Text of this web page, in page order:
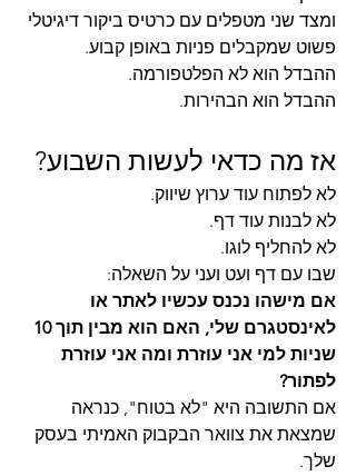
ומצד שני מטפלים עם כרטיס ביקור דיגיטלי
פשוט שמקבלים פניות באופן קבוע.
ההבדל הוא לא הפלטפורמה.
ההבדל הוא הבהירות.
אז מה כדאי לעשות השבוע?
לא לפתוח עוד ערוץ שיווק.
לא לבנות עוד דף.
לא להחליף לוגו.
שבו עם דף ועט ועני על השאלה:
אם מישהו נכנס עכשיו לאתר או
שניות למי אני עוזרת ומה אני עוזרת
לפתור?
אם התשובה היא "לא בטוח", כנראה
שמצאת את צוואר הבקבוק האמיתי בעסק
שלך.